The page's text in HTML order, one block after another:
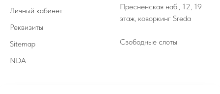
Личный кабинет
Реквизиты
Sitemap
NDA
Пресненская наб., 12, 19
этаж, коворкинг Sreda
Свободные слоты